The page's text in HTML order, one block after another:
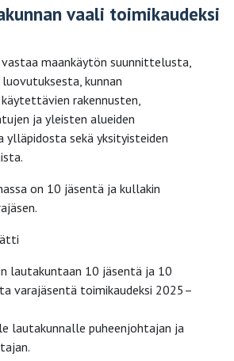
vaali toimikaudeksi
maankäytön suunnittelusta,
kunnan
rakennusten,
ja yleisten alueiden
ylläpidosta sekä yksityisteiden
on 10 jäsentä ja kullakin
lautakuntaan 10 jäsentä ja 10
varajäsentä toimikaudeksi 2025–
lautakunnalle puheenjohtajan ja